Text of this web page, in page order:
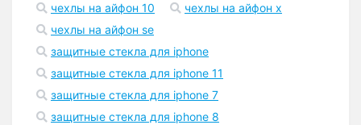
чехлы на айфон 10
чехлы на айфон x
чехлы на айфон se
защитные стекла для iphone
защитные стекла для iphone 11
защитные стекла для iphone 7
защитные стекла для iphone 8